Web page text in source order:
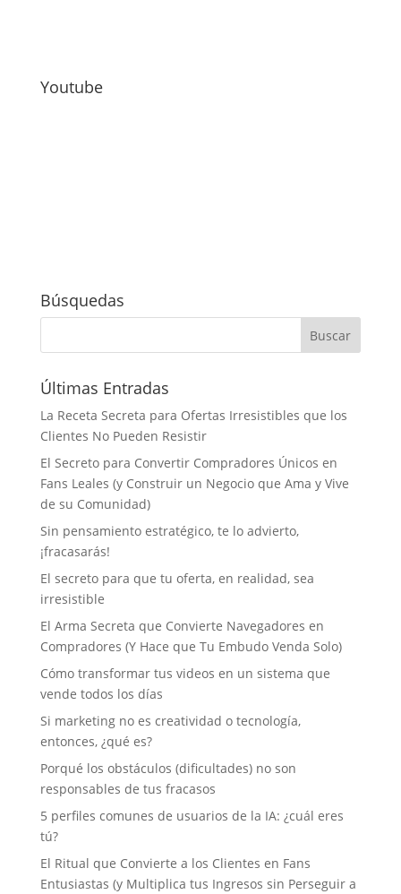
Youtube
Búsquedas
Últimas Entradas
La Receta Secreta para Ofertas Irresistibles que los
Clientes No Pueden Resistir
El Secreto para Convertir Compradores Únicos en
Fans Leales (y Construir un Negocio que Ama y Vive
de su Comunidad)
Sin pensamiento estratégico, te lo advierto,
¡fracasarás!
El secreto para que tu oferta, en realidad, sea
irresistible
El Arma Secreta que Convierte Navegadores en
Compradores (Y Hace que Tu Embudo Venda Solo)
Cómo transformar tus videos en un sistema que
vende todos los días
Si marketing no es creatividad o tecnología,
entonces, ¿qué es?
Porqué los obstáculos (dificultades) no son
responsables de tus fracasos
5 perfiles comunes de usuarios de la IA: ¿cuál eres
tú?
El Ritual que Convierte a los Clientes en Fans
Entusiastas (y Multiplica tus Ingresos sin Perseguir a